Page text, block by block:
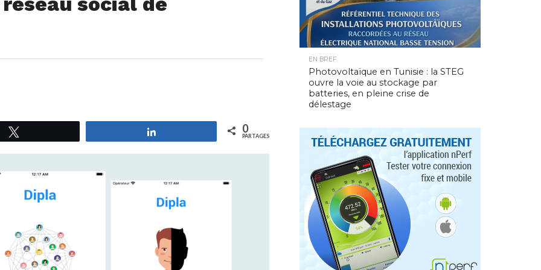
0
PARTAGES
EN BREF
Photovoltaïque en Tunisie : la STEG
ouvre la voie au stockage par
batteries, en pleine crise de
délestage